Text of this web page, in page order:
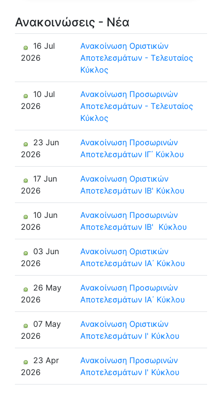
Ανακοινώσεις - Νέα
16 Jul
2026
Ανακοίνωση Οριστικών
Αποτελεσμάτων - Τελευταίος
Κύκλος
10 Jul
2026
Ανακοίνωση Προσωρινών
Αποτελεσμάτων - Τελευταίος
Κύκλος
23 Jun
2026
Ανακοίνωση Προσωρινών
Αποτελεσμάτων ΙΓ΄ Κύκλου
17 Jun
2026
Ανακοίνωση Οριστικών
Αποτελεσμάτων ΙΒ' Κύκλου
10 Jun
2026
Ανακοίνωση Προσωρινών
Αποτελεσμάτων ΙΒ' Κύκλου
03 Jun
2026
Ανακοίνωση Οριστικών
Αποτελεσμάτων ΙΑ΄ Κύκλου
26 May
2026
Ανακοίνωση Προσωρινών
Αποτελεσμάτων ΙΑ΄ Κύκλου
07 May
2026
Ανακοίνωση Οριστικών
Αποτελεσμάτων Ι' Κύκλου
23 Apr
2026
Ανακοίνωση Προσωρινών
Αποτελεσμάτων Ι' Κύκλου